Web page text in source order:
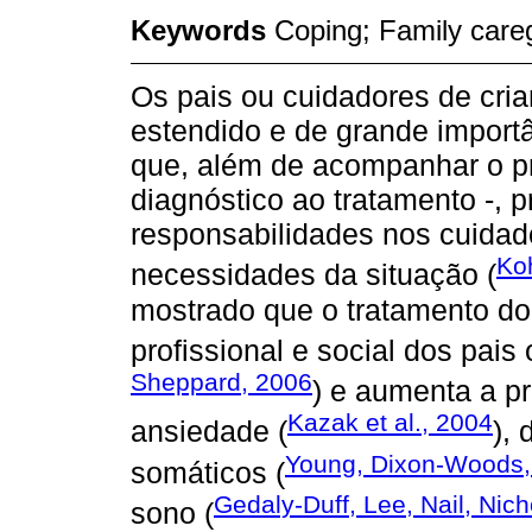
Keywords Coping; Family
Os pais ou cuidadores de
estendido e de grande
que, além de acompanhar o
diagnóstico ao tratamento -,
responsabilidades nos
necessidades da situação (
mostrado que o tratamento
profissional e social dos pais
Sheppard, 2006) e aumenta a
ansiedade (Kazak et al., 2004),
somáticos (Young, Dixon-
sono (Gedaly-Duff, Lee, Nail,